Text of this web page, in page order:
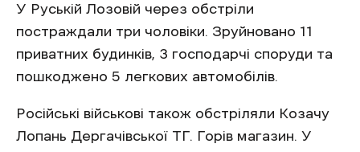
У Руській Лозовій через обстріли
постраждали три чоловіки. Зруйновано 11
приватних будинків, 3 господарчі споруди та
пошкоджено 5 легкових автомобілів.
Російські військові також обстріляли Козачу
Лопань Дергачівської ТГ. Горів магазин. У